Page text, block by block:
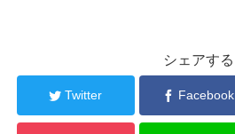
シェアする
Twitter Facebook